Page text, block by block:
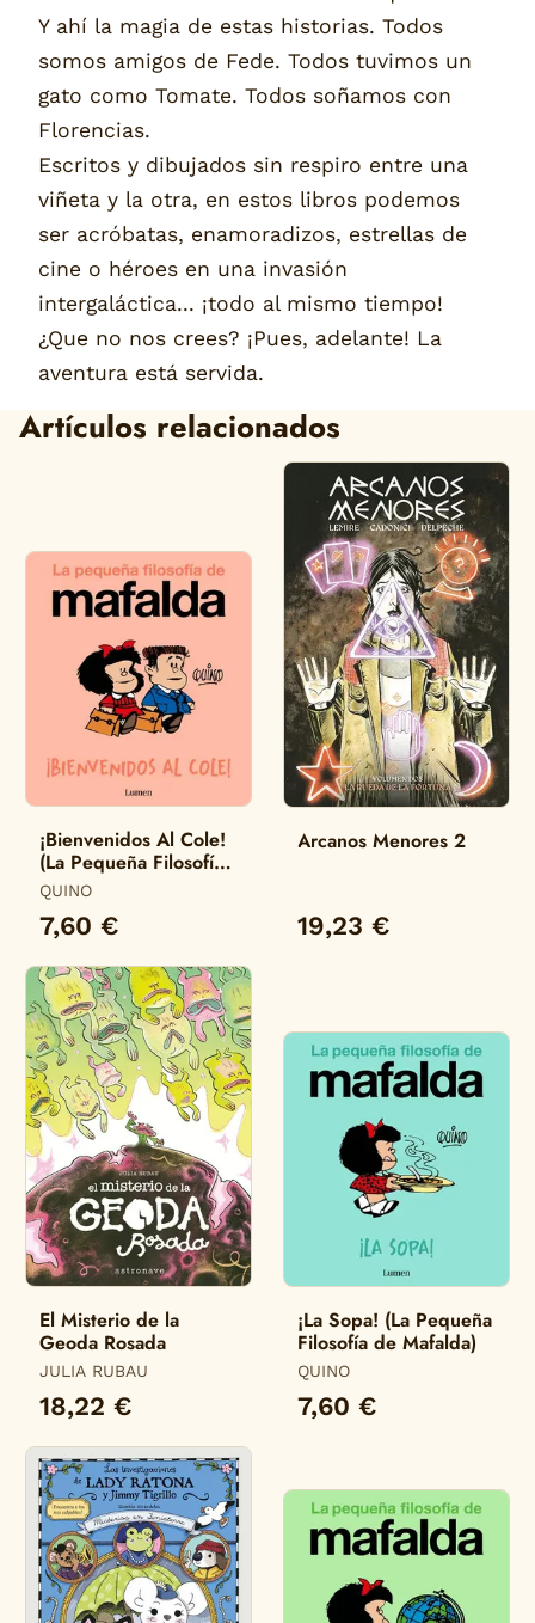
Y ahí la magia de estas historias. Todos
somos amigos de Fede. Todos tuvimos un
gato como Tomate. Todos soñamos con
Florencias.
Escritos y dibujados sin respiro entre una
viñeta y la otra, en estos libros podemos
ser acróbatas, enamoradizos, estrellas de
cine o héroes en una invasión
intergaláctica... ¡todo al mismo tiempo!
¿Que no nos crees? ¡Pues, adelante! La
aventura está servida.
Artículos relacionados
¡Bienvenidos Al Cole!
(La Pequeña Filosofía
de Mafalda)
QUINO
7,60 €
Arcanos Menores 2
19,23 €
El Misterio de la
Geoda Rosada
JULIA RUBAU
18,22 €
¡La Sopa! (La Pequeña
Filosofía de Mafalda)
QUINO
7,60 €